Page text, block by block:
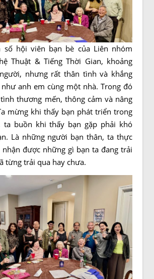
số hội viên bạn bè của Liên nhóm
Thuật & Tiếng Thời Gian, khoảng
nhưng rất thân tình và khắng
anh em cùng một nhà. Trong đó
thương mến, thông cảm và nâng
mừng khi thấy bạn phát triển trong
ta buồn khi thấy bạn gặp phải khó
Là những người bạn thân, ta thực
được những gì bạn ta đang trải
từng trải qua hay chưa.